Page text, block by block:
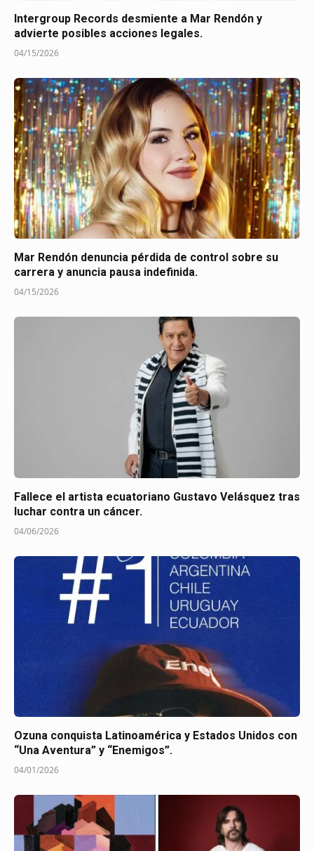
Intergroup Records desmiente a Mar Rendón y
advierte posibles acciones legales.
04/15/2026
Mar Rendón denuncia pérdida de control sobre su
carrera y anuncia pausa indefinida.
04/15/2026
Fallece el artista ecuatoriano Gustavo Velásquez tras
luchar contra un cáncer.
04/06/2026
Ozuna conquista Latinoamérica y Estados Unidos con
“Una Aventura” y “Enemigos”.
04/01/2026